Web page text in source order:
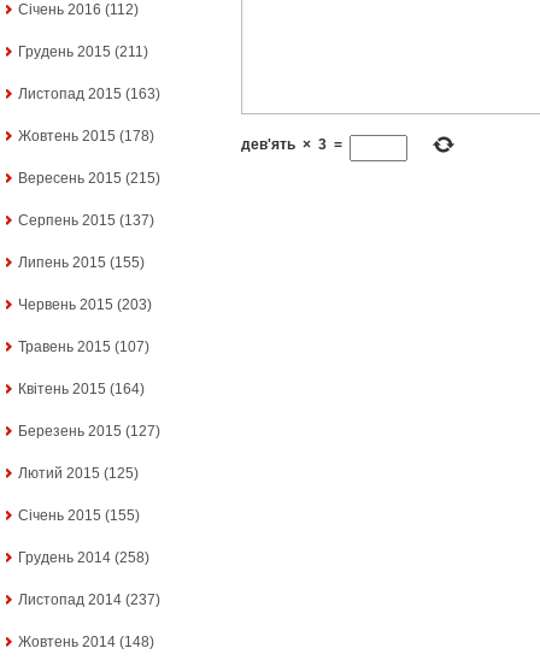
Січень 2016 (112)
Грудень 2015 (211)
Листопад 2015 (163)
Жовтень 2015 (178)
Вересень 2015 (215)
Серпень 2015 (137)
Липень 2015 (155)
Червень 2015 (203)
Травень 2015 (107)
Квітень 2015 (164)
Березень 2015 (127)
Лютий 2015 (125)
Січень 2015 (155)
Грудень 2014 (258)
Листопад 2014 (237)
Жовтень 2014 (148)
дев'ять × 3 =